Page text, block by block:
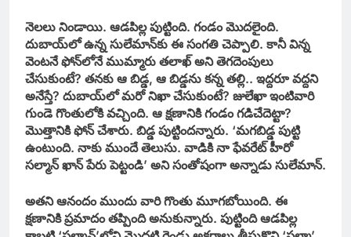
నెలలు నిండాయి. ఆడపిల్ల పుట్టింది. గండం మొదలైంది.
దుబాయ్‌లో ఉన్న సులేమాన్‌కు ఈ సంగతి చెప్పాలి. కానీ విన్న
వెంటనే ఫోన్‌లోనే ముమ్మారు తలాఖ్ అని తెగదెంపులు
చేసుకుంటే? తనకు ఆ బిడ్డ, ఆ బిడ్డను కన్న తల్లి.. ఇద్దరూ వద్దని
అనేస్తే? దుబాయ్‌లో మరో నిఖా చేసుకుంటే? జులేఖా ఇంటివారి
గుండె గొంతులోకి వచ్చింది. ఆ క్షణానికి గండం గడిచేదెట్టా?
మొత్తానికి ఫోన్ చేశారు. బిడ్డ పుట్టిందన్నారు. ‘మగబిడ్డ పుట్టి
ఉంటుంది. నాకు ముందే తెలుసు. వాడికి నా ఫేవరేట్ హీరో
సల్మాన్ ఖాన్ పేరు పెట్టండి’ అని సంతోషంగా అన్నాడు సులేమాన్.
అతని ఆనందం ముందు వారి గొంతు మూగబోయింది. ఈ
క్షణానికి ప్రమాదం తప్పింది అనుకున్నారు. పుట్టింది ఆడపిల్ల